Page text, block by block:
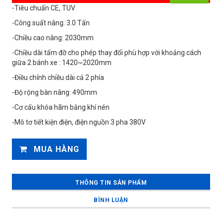
-Tiêu chuẩn CE, TUV
-Công suất nâng: 3.0 Tấn
-Chiều cao nâng: 2030mm
-Chiều dài tấm đỡ cho phép thay đổi phù hợp với khoảng cách
giữa 2 bánh xe : 1420~2020mm
-Điều chỉnh chiều dài cả 2 phía
-Độ rộng bàn nâng: 490mm
-Cơ cấu khóa hãm bằng khí nén
-Mô tơ tiết kiện điện, điện nguồn 3 pha 380V
MUA HÀNG
THÔNG TIN SẢN PHẨM
BÌNH LUẬN